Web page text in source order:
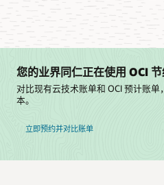
您的业界同仁正在使用 OCI
对比现有云技术账单和 OCI 预计账
本。
立即预约并对比账单